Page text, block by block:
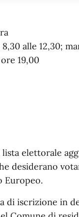
alle 12,30;
19,00
lista elettorale
desiderano
Europeo.
di iscrizione in